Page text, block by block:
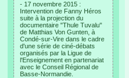
- 17 novembre 2015 :
Intervention de Fanny Héros
suite à la projection du
documentaire "Thule Tuvalu"
de Matthias Von Gunten, à
Condé-sur-Vire dans le cadre
d'une série de ciné-débats
organisés par la Ligue de
l'Enseignement en partenariat
avec le Conseil Régional de
Basse-Normandie.